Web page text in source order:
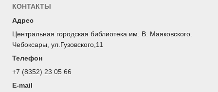
КОНТАКТЫ
Адрес
Центральная городская библиотека им. В. Маяковского.
Чебоксары, ул.Гузовского,11
Телефон
+7 (8352) 23 05 66
E-mail